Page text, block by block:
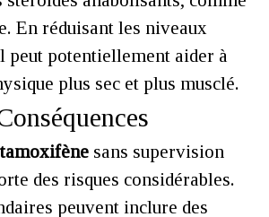
En réduisant les niveaux
peut potentiellement aider à
plus sec et plus musclé.
tamoxifène sans supervision
des risques considérables.
peuvent inclure des